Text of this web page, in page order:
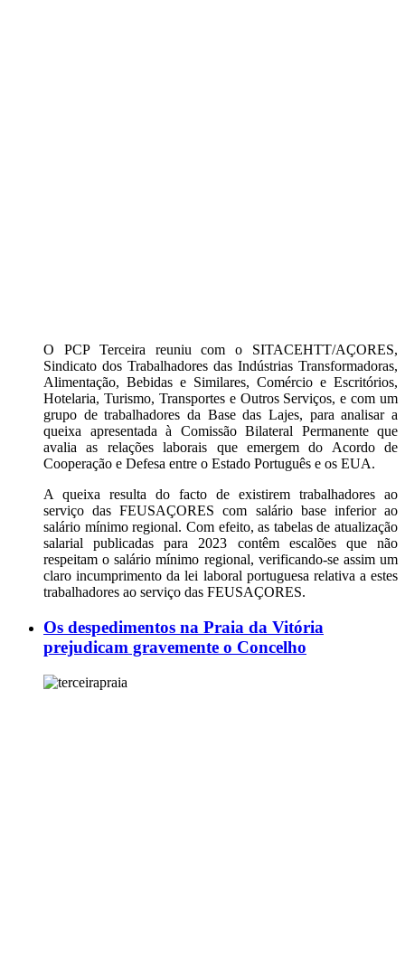
O PCP Terceira reuniu com o SITACEHTT/AÇORES,
Sindicato dos Trabalhadores das Indústrias Transformadoras,
Alimentação, Bebidas e Similares, Comércio e Escritórios,
Hotelaria, Turismo, Transportes e Outros Serviços, e com um
grupo de trabalhadores da Base das Lajes, para analisar a
queixa apresentada à Comissão Bilateral Permanente que
avalia as relações laborais que emergem do Acordo de
Cooperação e Defesa entre o Estado Português e os EUA.
A queixa resulta do facto de existirem trabalhadores ao
serviço das FEUSAÇORES com salário base inferior ao
salário mínimo regional. Com efeito, as tabelas de atualização
salarial publicadas para 2023 contêm escalões que não
respeitam o salário mínimo regional, verificando-se assim um
claro incumprimento da lei laboral portuguesa relativa a estes
trabalhadores ao serviço das FEUSAÇORES.
Os despedimentos na Praia da Vitória
prejudicam gravemente o Concelho